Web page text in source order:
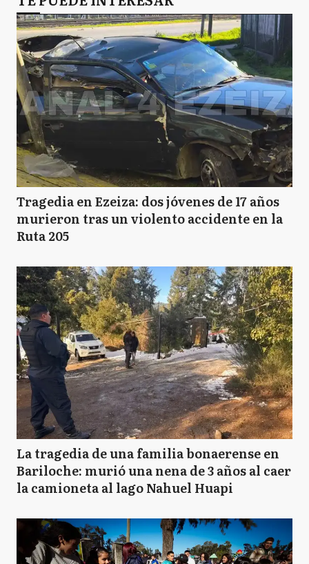
Tragedia en Ezeiza: dos jóvenes de 17 años
murieron tras un violento accidente en la
Ruta 205
La tragedia de una familia bonaerense en
Bariloche: murió una nena de 3 años al caer
la camioneta al lago Nahuel Huapi